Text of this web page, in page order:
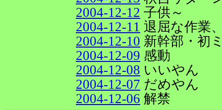
2004-12-12 子供～
2004-12-11 退屈な作業
2004-12-10 新幹部・初
2004-12-09 感動
2004-12-08 いいやん
2004-12-07 だめやん
2004-12-06 解禁